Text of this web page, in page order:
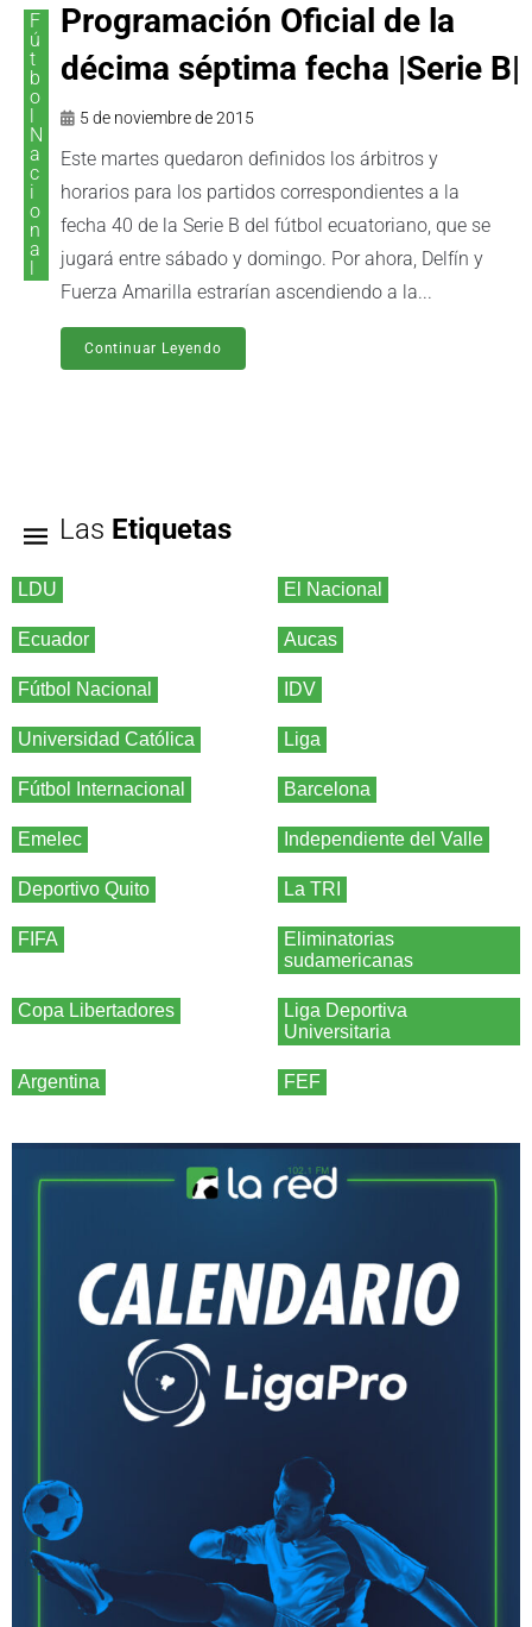
F
ú
t
b
o
N
a
c
i
o
n
a
Programación Oficial de la
décima séptima fecha |Serie B|
5 de noviembre de 2015
Este martes quedaron definidos los árbitros y
horarios para los partidos correspondientes a la
fecha 40 de la Serie B del fútbol ecuatoriano, que se
jugará entre sábado y domingo. Por ahora, Delfín y
Fuerza Amarilla estrarían ascendiendo a la...
Continuar Leyendo
Las Etiquetas
LDU El Nacional
Ecuador Aucas
Fútbol Nacional IDV
Universidad Católica Liga
Fútbol Internacional Barcelona
Emelec Independiente del Valle
Deportivo Quito La TRI
FIFA
Eliminatorias
sudamericanas
Copa Libertadores
Liga Deportiva
Universitaria
Argentina FEF